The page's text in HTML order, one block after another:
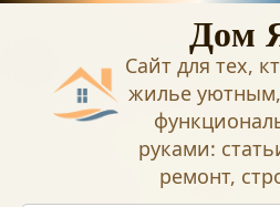
Перейти
Дом
Сайт для тех,
жилье
руками:
ремонт,